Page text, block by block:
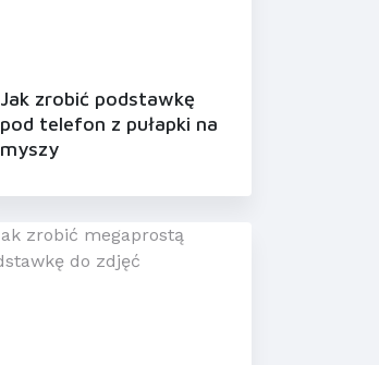
Jak zrobić podstawkę
pod telefon z pułapki na
myszy